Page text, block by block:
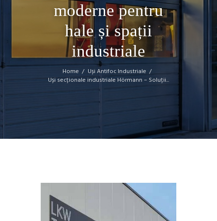
moderne pentru
hale și spații
industriale
Home
Uși Antifoc Industriale
Uși secționale industriale Hörmann – Soluții...